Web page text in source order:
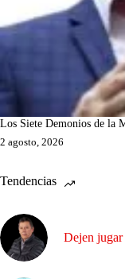
Los Siete Demonios de la
2 agosto, 2026
Tendencias
Dejen